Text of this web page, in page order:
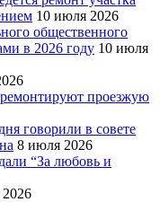
10 июля 2026
общественного
в 2026 году 10 июля
проезжую
говорили в совете
8 июля 2026
“За любовь и